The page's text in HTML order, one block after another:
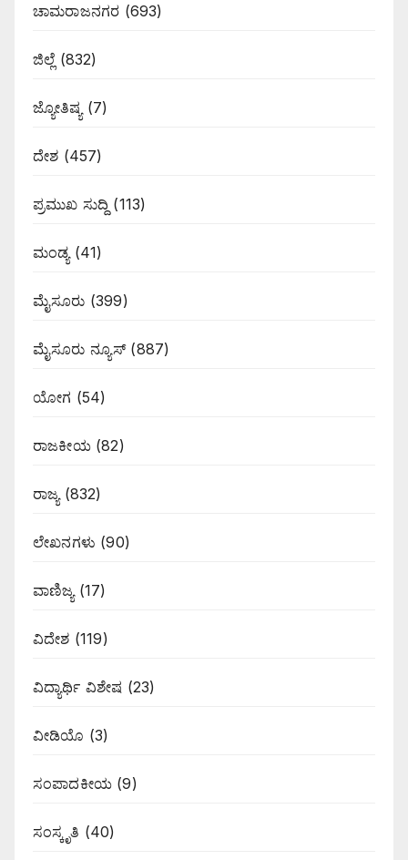
ಚಾಮರಾಜನಗರ (693)
ಜಿಲ್ಲೆ (832)
ಜ್ಯೋತಿಷ್ಯ(7)
ದೇಶ (457)
ಪ್ರಮುಖ ಸುದ್ದಿ (113)
ಮಂಡ್ಯ(41)
ಮೈಸೂರು (399)
ಮೈಸೂರು ನ್ಯೂಸ್(887)
ಯೋಗ (54)
ರಾಜಕೀಯ(82)
ರಾಜ್ಯ(832)
ಲೇಖನಗಳು (90)
ವಾಣಿಜ್ಯ(17)
ವಿದೇಶ (119)
ವಿದ್ಯಾರ್ಥಿ ವಿಶೇಷ (23)
ವೀಡಿಯೊ (3)
ಸಂಪಾದಕೀಯ (9)
ಸಂಸ್ಕೃತಿ (40)